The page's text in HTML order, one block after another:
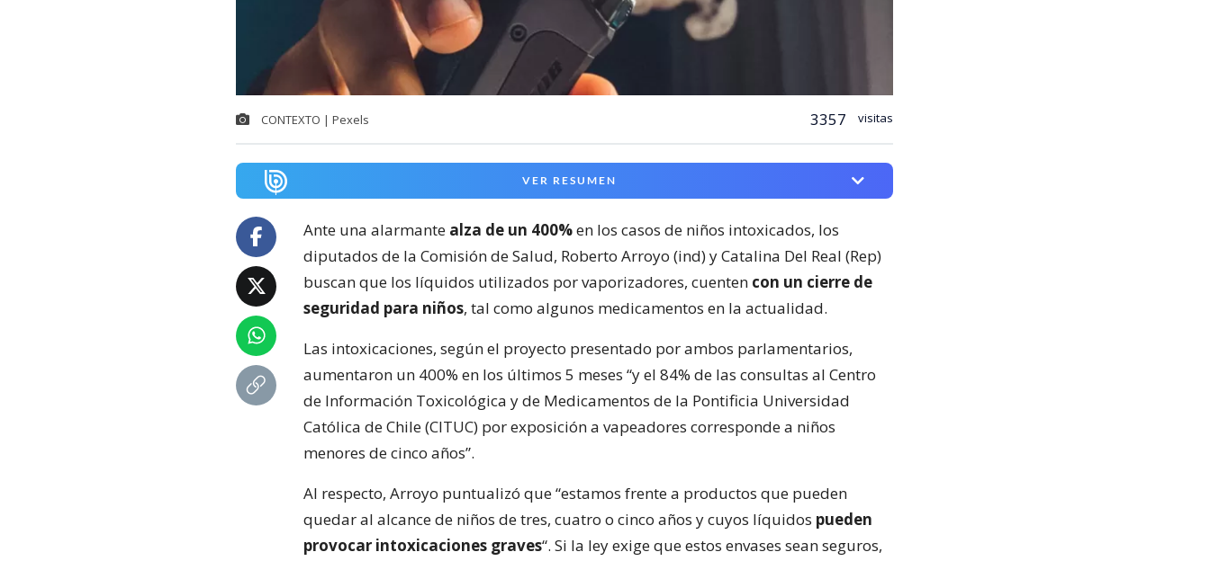
CONTEXTO | Pexels 3357 visitas
VER RESUMEN
Ante una alarmante alza de un 400%en los casos de niños intoxicados, los
diputados de la Comisión de Salud, Roberto Arroyo (ind) y Catalina Del Real (Rep)
buscan que los líquidos utilizados por vaporizadores, cuenten con un cierre de
seguridad para niños, tal como algunos medicamentos en la actualidad.
Las intoxicaciones, según el proyecto presentado por ambos parlamentarios,
aumentaron un 400% en los últimos 5 meses “y el 84% de las consultas al Centro
de Información Toxicológica y de Medicamentos de la Pontificia Universidad
Católica de Chile (CITUC) por exposición a vapeadores corresponde a niños
menores de cinco años”.
Al respecto, Arroyo puntualizó que “estamos frente a productos que pueden
quedar al alcance de niños de tres, cuatro o cinco años y cuyos líquidos pueden
provocar intoxicaciones graves“. Si la ley exige que estos envases sean seguros,